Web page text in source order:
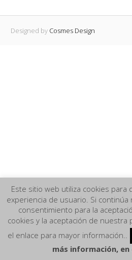
Designed by Cosmes Design
Este sitio web utiliza cookies para
experiencia de usuario. Si
consentimiento para la
cookies y la aceptación de nuestra
el enlace para mayor información..
más información, en